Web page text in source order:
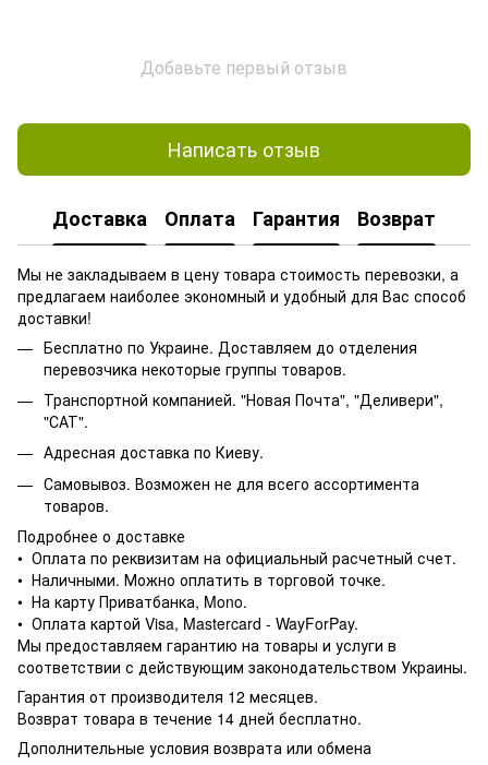
Добавьте первый отзыв
Написать отзыв
Доставка Оплата Гарантия Возврат
Мы не закладываем в цену товара стоимость перевозки, а
предлагаем наиболее экономный и удобный для Вас способ
доставки!
Бесплатно по Украине. Доставляем до отделения
перевозчика некоторые группы товаров.
Транспортной компанией. "Новая Почта", "Деливери",
"САТ".
Адресная доставка по Киеву.
Самовывоз. Возможен не для всего ассортимента
товаров.
Подробнее о доставке
• Оплата по реквизитам на официальный расчетный счет.
• Наличными. Можно оплатить в торговой точке.
• На карту Приватбанка, Mono.
• Оплата картой Visa, Mastercard - WayForPay.
Мы предоставляем гарантию на товары и услуги в
соответствии с действующим законодательством Украины.
Гарантия от производителя 12 месяцев.
Возврат товара в течение 14 дней бесплатно.
Дополнительные условия возврата или обмена